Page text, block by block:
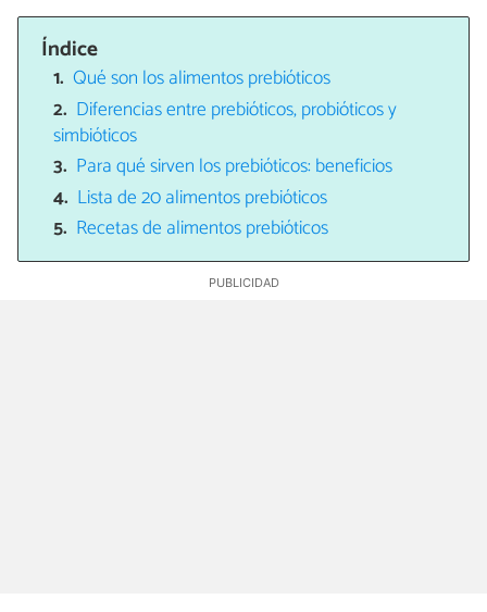
Índice
Qué son los alimentos prebióticos
Diferencias entre prebióticos, probióticos y
simbióticos
Para qué sirven los prebióticos: beneficios
Lista de 20 alimentos prebióticos
Recetas de alimentos prebióticos